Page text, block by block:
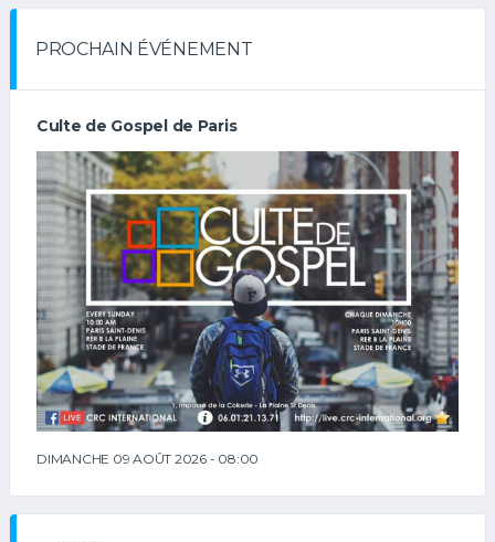
PROCHAIN ÉVÉNEMENT
Culte de Gospel de Paris
DIMANCHE 09 AOÛT 2026 - 08:00